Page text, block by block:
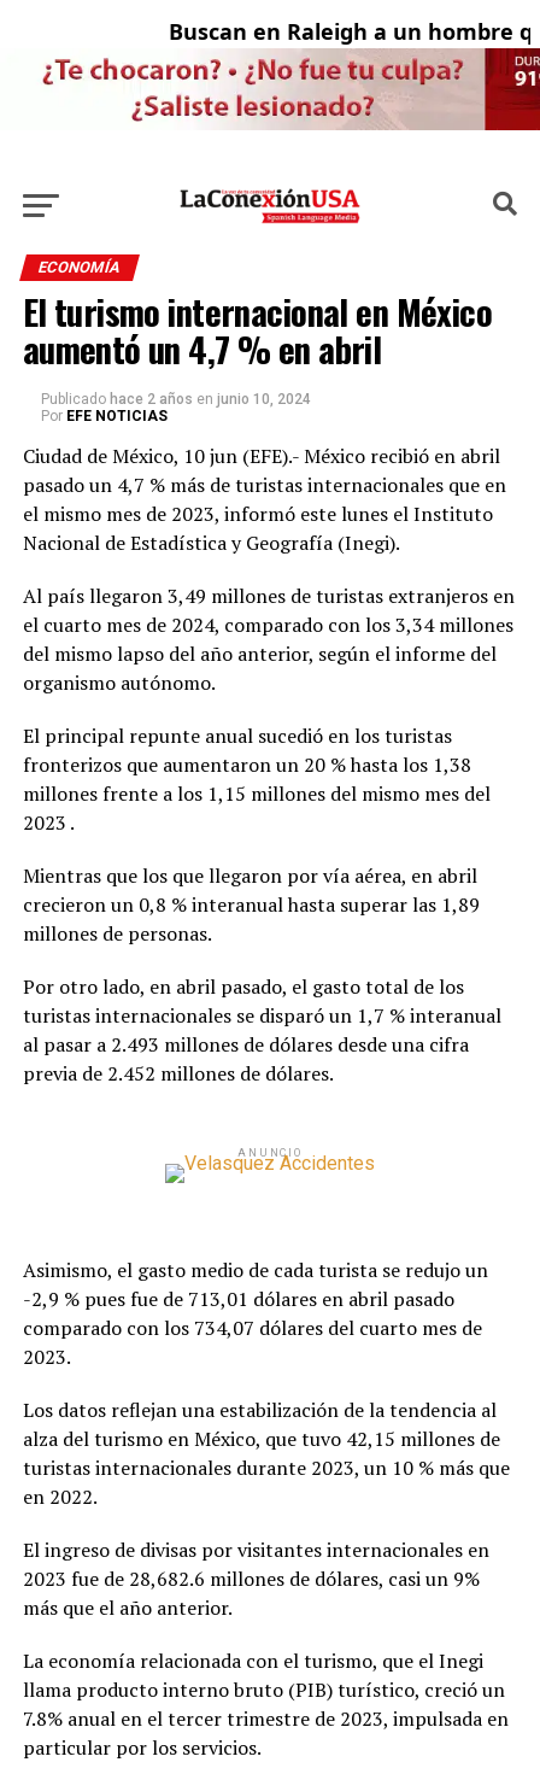
Buscan en Raleigh a un hombre
ECONOMÍA
El turismo internacional en México
aumentó un 4,7 % en abril
Publicado hace 2 años en junio 10, 2024
Por EFE NOTICIAS
Ciudad de México, 10 jun (EFE).- México recibió en abril
pasado un 4,7 % más de turistas internacionales que en
el mismo mes de 2023, informó este lunes el Instituto
Nacional de Estadística y Geografía (Inegi).
Al país llegaron 3,49 millones de turistas extranjeros en
el cuarto mes de 2024, comparado con los 3,34 millones
del mismo lapso del año anterior, según el informe del
organismo autónomo.
El principal repunte anual sucedió en los turistas
fronterizos que aumentaron un 20 % hasta los 1,38
millones frente a los 1,15 millones del mismo mes del
2023 .
Mientras que los que llegaron por vía aérea, en abril
crecieron un 0,8 % interanual hasta superar las 1,89
millones de personas.
Por otro lado, en abril pasado, el gasto total de los
turistas internacionales se disparó un 1,7 % interanual
al pasar a 2.493 millones de dólares desde una cifra
previa de 2.452 millones de dólares.
ANUNCIO
Asimismo, el gasto medio de cada turista se redujo un
-2,9 % pues fue de 713,01 dólares en abril pasado
comparado con los 734,07 dólares del cuarto mes de
2023.
Los datos reflejan una estabilización de la tendencia al
alza del turismo en México, que tuvo 42,15 millones de
turistas internacionales durante 2023, un 10 % más que
en 2022.
El ingreso de divisas por visitantes internacionales en
2023 fue de 28,682.6 millones de dólares, casi un 9%
más que el año anterior.
La economía relacionada con el turismo, que el Inegi
llama producto interno bruto (PIB) turístico, creció un
7.8% anual en el tercer trimestre de 2023, impulsada en
particular por los servicios.